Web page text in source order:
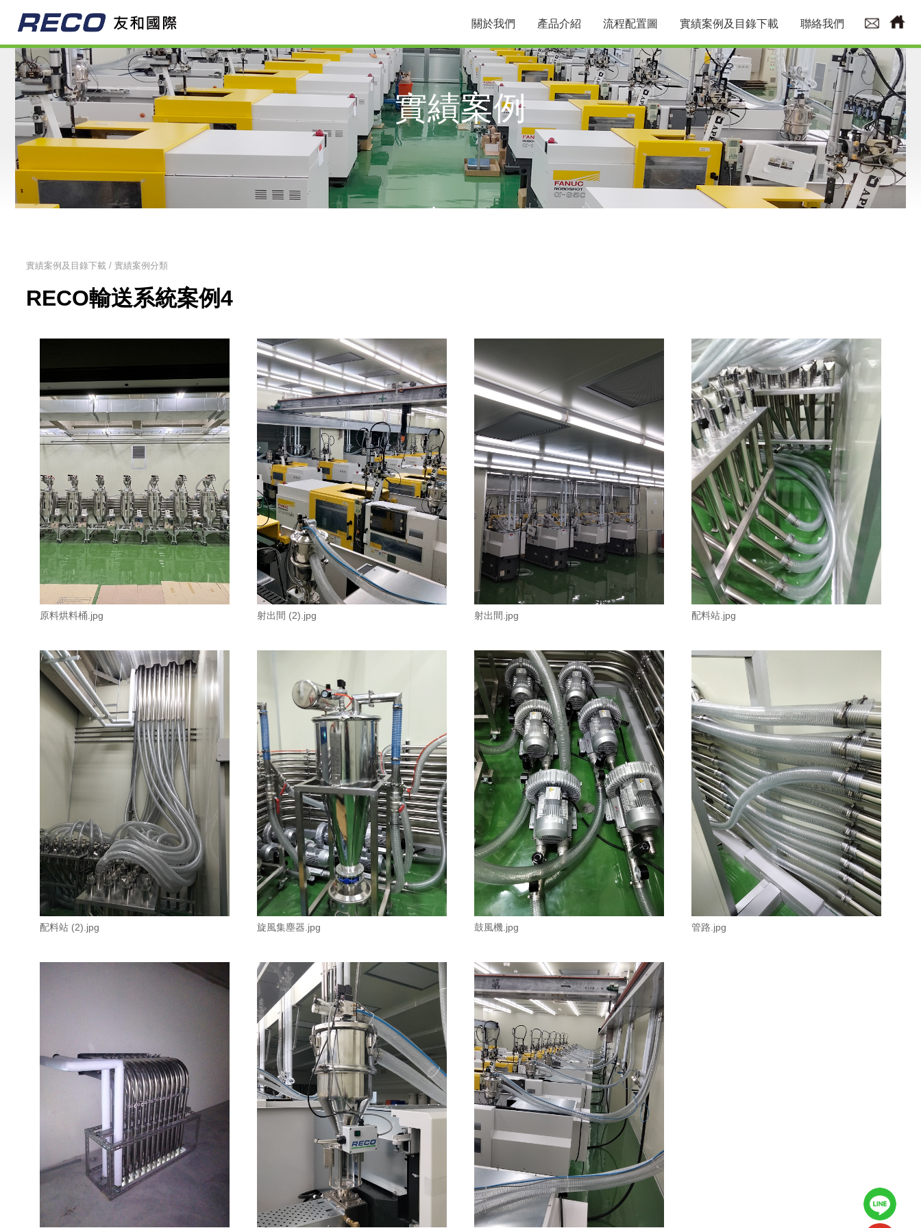
關於我們 產品介紹 流程配置圖 實績案例及目錄下載 聯絡我們
實績案例
實績案例及目錄下載 / 實績案例分類
RECO輸送系統案例4
原料烘料桶.jpg 射出間 (2).jpg 射出間.jpg 配料站.jpg
配料站 (2).jpg 旋風集塵器.jpg 鼓風機.jpg 管路.jpg